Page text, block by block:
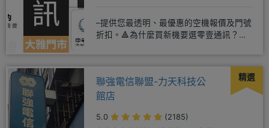
–提供您最透明、最優惠的空機報價及門號
折扣。🔺為什麼買新機要選零壹通訊？
精選
聯強電信聯盟-力天科技公
館店
5.0
(2185)